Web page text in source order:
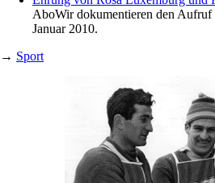
AboWir dokumentieren den Aufruf
Januar 2010.
→ Sport